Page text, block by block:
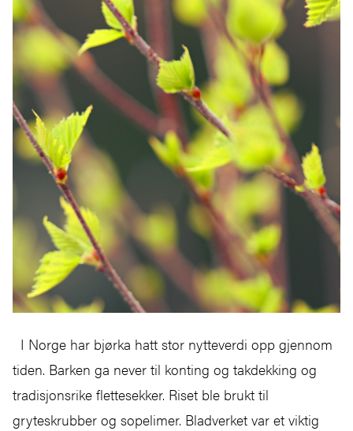
I Norge har bjørka hatt stor nytteverdi opp gjennom
tiden. Barken ga never til konting og takdekking og
tradisjonsrike flettesekker. Riset ble brukt til
gryteskrubber og sopelimer. Bladverket var et viktig